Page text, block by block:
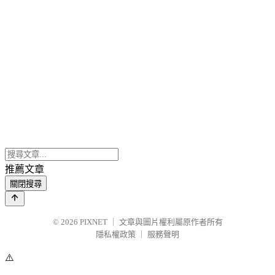
推薦文章
關閉搜尋
© 2026 PIXNET
文章與圖片權利屬原作者所有
隱私權政策
服務聲明
⚠️